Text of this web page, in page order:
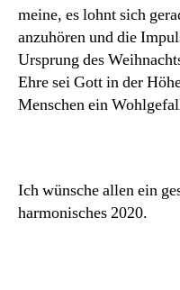
meine, es lohnt sich
anzuhören und die
Ursprung des
Ehre sei Gott in der
Menschen ein
Ich wünsche allen ein
harmonisches 2020.